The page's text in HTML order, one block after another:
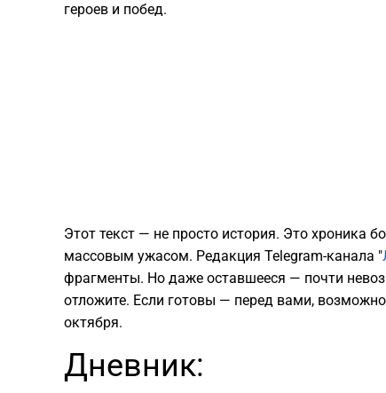
героев и побед.
Этот текст — не просто история. Это хроника
массовым ужасом. Редакция Telegram-канала "
фрагменты. Но даже оставшееся — почти
отложите. Если готовы — перед вами,
октября.
Дневник: